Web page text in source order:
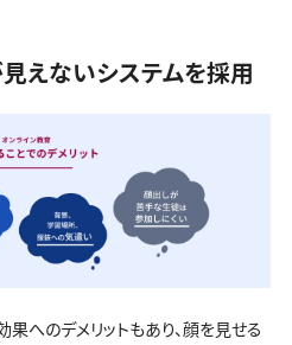
えないシステムを採用
へのデメリットもあり、顔を見せる